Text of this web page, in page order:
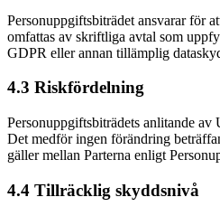
Personuppgiftsbiträdet ansvarar för
omfattas av skriftliga avtal som
GDPR eller annan tillämplig
4.3 Riskfördelning
Personuppgiftsbiträdets anlitande av
Det medför ingen förändring
gäller mellan Parterna enligt
4.4 Tillräcklig skyddsnivå